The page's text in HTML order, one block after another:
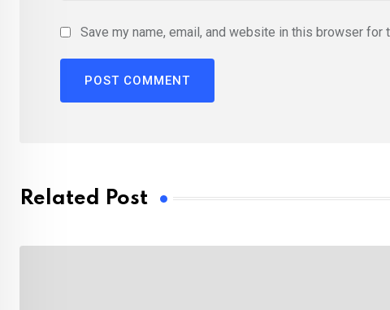
Save my name, email, and website in this browser for
Related Post